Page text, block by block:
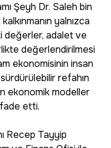
Şeyh Dr. Saleh bin
yalnızca
değerler, adalet ve
değerlendirilmesi
ekonomisinin insan
refahın
ekonomik modeller
etti.
Recep Tayyip